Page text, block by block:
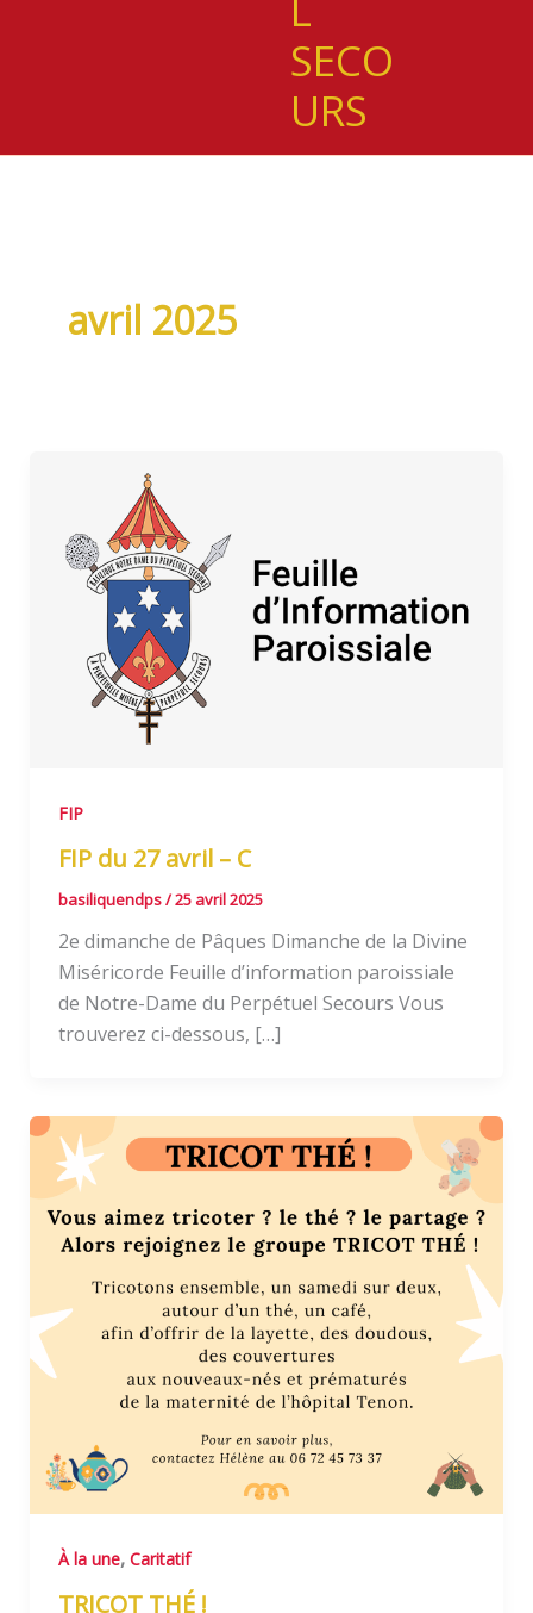
SECO
URS
avril 2025
FIP
FIP du 27 avril – C
basiliquendps/25 avril 2025
2e dimanche de Pâques Dimanche de la Divine
Miséricorde Feuille d’information paroissiale
de Notre-Dame du Perpétuel Secours Vous
trouverez ci-dessous, […]
À la une, Caritatif
TRICOT THÉ !